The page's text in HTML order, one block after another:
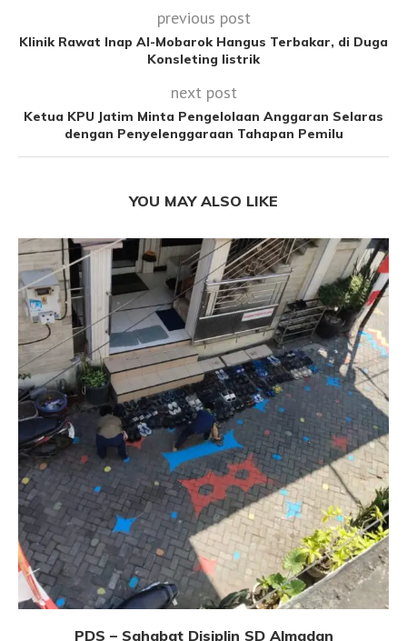
previous post
Klinik Rawat Inap Al-Mobarok Hangus Terbakar, di Duga
Konsleting listrik
next post
Ketua KPU Jatim Minta Pengelolaan Anggaran Selaras
dengan Penyelenggaraan Tahapan Pemilu
YOU MAY ALSO LIKE
PDS – Sahabat Disiplin SD Almadan